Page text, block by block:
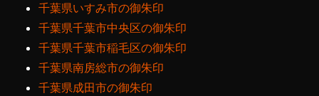
千葉県いすみ市の御朱印
千葉県千葉市中央区の御朱印
千葉県千葉市稲毛区の御朱印
千葉県南房総市の御朱印
千葉県成田市の御朱印